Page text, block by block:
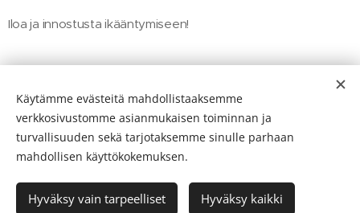
Iloa ja innostusta ikääntymiseen!
Ikääntymisen Ihmeet 2026
LuotuWebnodella Evästeet
Käytämme evästeitä mahdollistaaksemme
verkkosivustomme asianmukaisen toiminnan ja
turvallisuuden sekä tarjotaksemme sinulle parhaan
mahdollisen käyttökokemuksen.
Hyväksy vain tarpeelliset Hyväksy kaikki